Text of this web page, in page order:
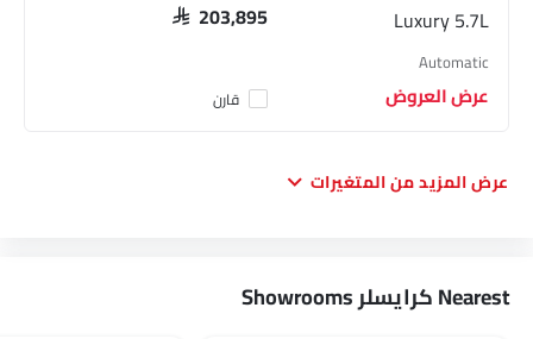
Luxury 5.7L
SAR 203,895
Automatic
عرض العروض قارن
عرض المزيد من المتغيرات
Nearest كرايسلر Showrooms